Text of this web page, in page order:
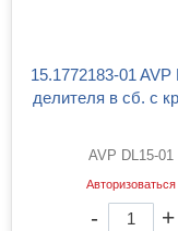
15.1772183-01 AVP DLТрос
делителя в сб. с
AVP DL15-01
Авторизоваться
- +